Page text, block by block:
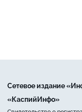
Сетевое издание
«КаспийИнфо»